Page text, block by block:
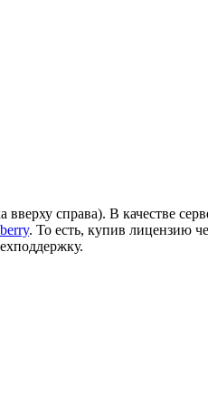
вверху справа). В качестве
. То есть, купив лицензию